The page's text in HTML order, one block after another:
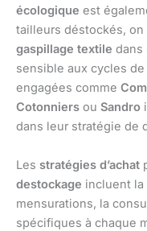
écologique est
tailleurs déstockés, on
gaspillage textile dans
sensible aux cycles
engagées comme
Cotonniers ou Sandro
dans leur stratégie de
Les stratégies d’achat
destockage incluent la
mensurations, la
spécifiques à chaque